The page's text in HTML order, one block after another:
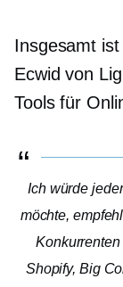
Insgesamt
Ecwid von
Tools für
Ich würde
möchte,
Shopify, Big